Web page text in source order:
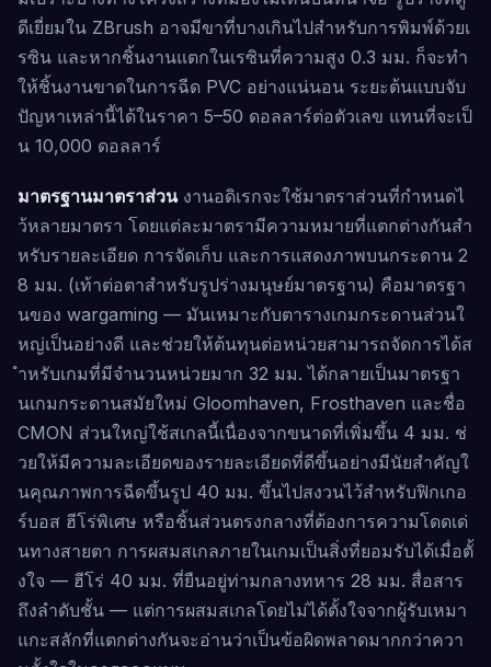
ดีเยี่ยมใน ZBrush อาจมีขาที่บางเกินไปสำหรับการพิมพ์ด้วยเ
รซิน และหากชิ้นงานแตกในเรซินที่ความสูง 0.3 มม. ก็จะทำ
ให้ชิ้นงานขาดในการฉีด PVC อย่างแน่นอน ระยะต้นแบบจับ
ปัญหาเหล่านี้ได้ในราคา 5–50 ดอลลาร์ต่อตัวเลข แทนที่จะเป็
น 10,000 ดอลลาร์
มาตรฐานมาตราส่วนงานอดิเรกจะใช้มาตราส่วนที่กำหนดไ
ว้หลายมาตรา โดยแต่ละมาตรามีความหมายที่แตกต่างกันสำ
หรับรายละเอียด การจัดเก็บ และการแสดงภาพบนกระดาน 2
8 มม. (เท้าต่อตาสำหรับรูปร่างมนุษย์มาตรฐาน) คือมาตรฐา
นของ wargaming — มันเหมาะกับตารางเกมกระดานส่วนใ
หญ่เป็นอย่างดี และช่วยให้ต้นทุนต่อหน่วยสามารถจัดการได้ส
ำหรับเกมที่มีจำนวนหน่วยมาก 32 มม. ได้กลายเป็นมาตรฐา
นเกมกระดานสมัยใหม่ Gloomhaven, Frosthaven และชื่อ
CMON ส่วนใหญ่ใช้สเกลนี้เนื่องจากขนาดที่เพิ่มขึ้น 4 มม. ช่
วยให้มีความละเอียดของรายละเอียดที่ดีขึ้นอย่างมีนัยสำคัญใ
นคุณภาพการฉีดขึ้นรูป 40 มม. ขึ้นไปสงวนไว้สำหรับฟิกเกอ
ร์บอส ฮีโร่พิเศษ หรือชิ้นส่วนตรงกลางที่ต้องการความโดดเด่
นทางสายตา การผสมสเกลภายในเกมเป็นสิ่งที่ยอมรับได้เมื่อตั้
งใจ — ฮีโร่ 40 มม. ที่ยืนอยู่ท่ามกลางทหาร 28 มม. สื่อสาร
ถึงลำดับชั้น — แต่การผสมสเกลโดยไม่ได้ตั้งใจจากผู้รับเหมา
แกะสลักที่แตกต่างกันจะอ่านว่าเป็นข้อผิดพลาดมากกว่าควา